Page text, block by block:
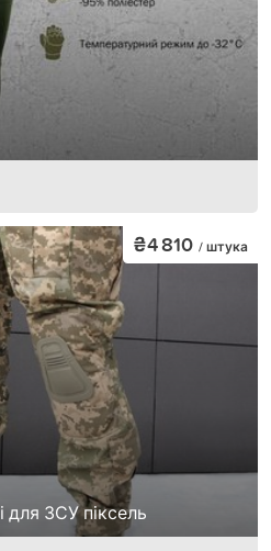
для ЗСУ піксель
₴4 810 / штука